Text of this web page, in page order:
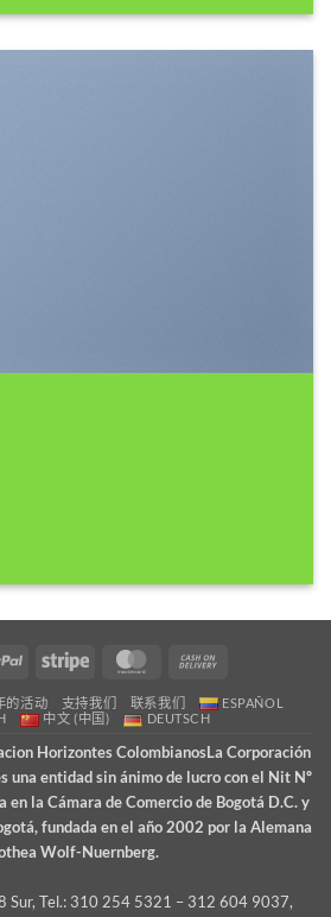
PayPal Stripe MasterCard
Delivery
的活动 支持我们 联系我们
ESPAÑOL
中文 (中国) DEUTSCH
Horizontes ColombianosLa Corporación
una entidad sin ánimo de lucro con el Nit Nº
la Cámara de Comercio de Bogotá D.C. y
fundada en el año 2002 por la Alemana
Wolf-Nuernberg.
Sur, Tel.: 310 254 5321 – 312 604 9037,